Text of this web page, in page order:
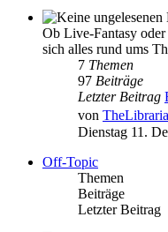
Ob Live-Fantasy
sich alles rund ums
7 Themen
97 Beiträge
Letzter Beitrag
von
Dienstag 11.
Off-Topic
Themen
Beiträge
Letzter Beitrag